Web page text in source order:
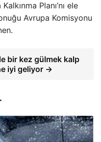
Planı’nı ele
Avrupa Komisyonu
bir kez gülmek kalp
iyi geliyor →